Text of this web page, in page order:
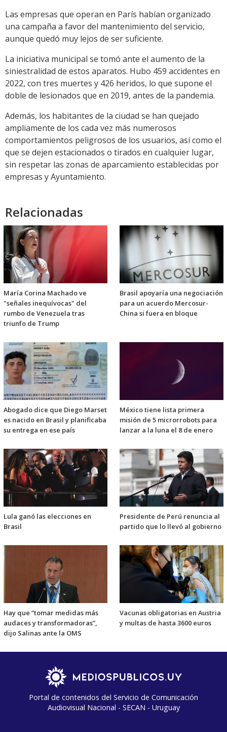
Las empresas que operan en París habían organizado
una campaña a favor del mantenimiento del servicio,
aunque quedó muy lejos de ser suficiente.
La iniciativa municipal se tomó ante el aumento de la
siniestralidad de estos aparatos. Hubo 459 accidentes en
2022, con tres muertes y 426 heridos, lo que supone el
doble de lesionados que en 2019, antes de la pandemia.
Además, los habitantes de la ciudad se han quejado
ampliamente de los cada vez más numerosos
comportamientos peligrosos de los usuarios, así como el
que se dejen estacionados o tirados en cualquier lugar,
sin respetar las zonas de aparcamiento establecidas por
empresas y Ayuntamiento.
Relacionadas
María Corina Machado ve
"señales inequívocas" del
rumbo de Venezuela tras
triunfo de Trump
Brasil apoyaría una negociación
para un acuerdo Mercosur-
China si fuera en bloque
Abogado dice que Diego Marset
es nacido en Brasil y planificaba
su entrega en ese país
México tiene lista primera
misión de 5 microrrobots para
lanzar a la luna el 8 de enero
Lula ganó las elecciones en
Brasil
Presidente de Perú renuncia al
partido que lo llevó al gobierno
Hay que “tomar medidas más
audaces y transformadoras”,
dijo Salinas ante la OMS
Vacunas obligatorias en Austria
y multas de hasta 3600 euros
Portal de contenidos del Servicio de Comunicación
Audiovisual Nacional - SECAN - Uruguay